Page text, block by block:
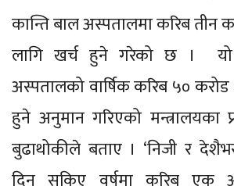
कान्ति बाल अस्पतालमा करिब तीन
लागि खर्च हुने गरेको छ । यो
अस्पतालको वार्षिक करिब ५०
हुने अनुमान गरिएको मन्त्रालयका
बुढाथोकीले बताए । ‘निजी र